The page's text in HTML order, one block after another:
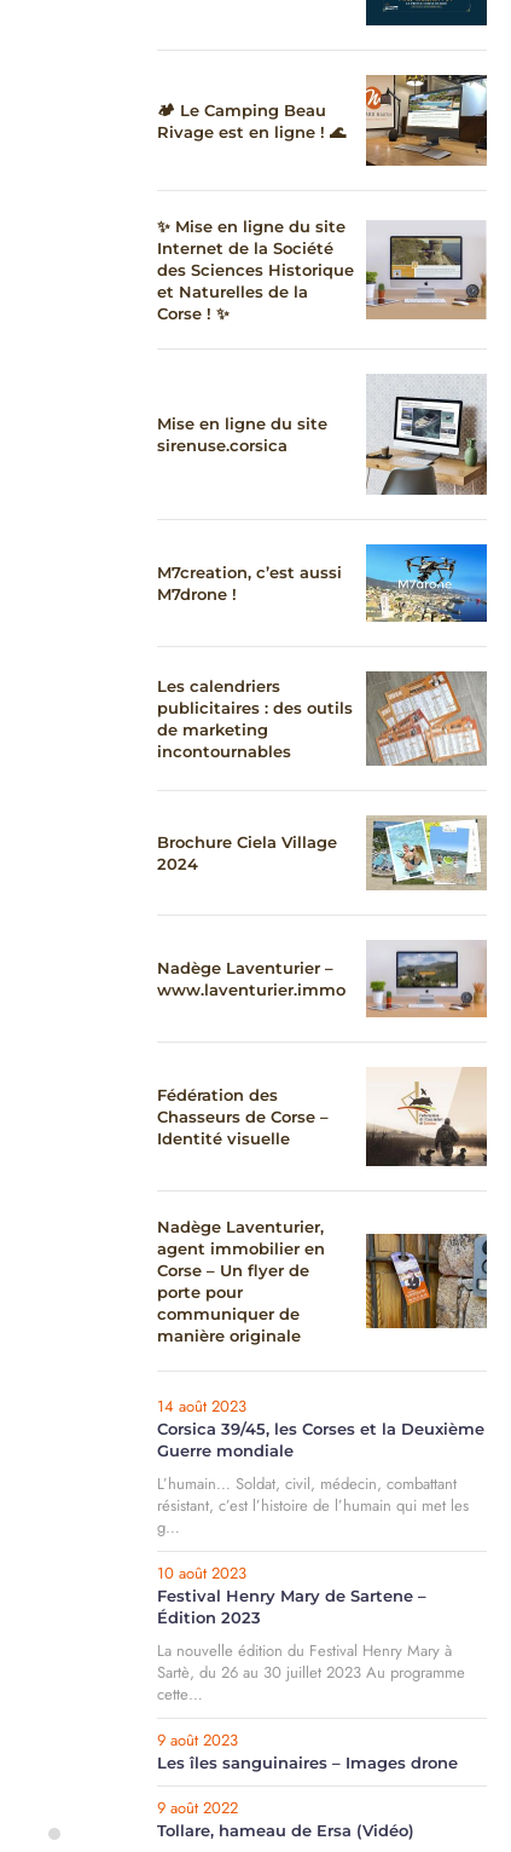
M7CREATION
🏕️ Le Camping Beau
Rivage est en ligne ! 🌊
✨ Mise en ligne du site
Internet de la Société
des Sciences Historique
et Naturelles de la
Corse ! ✨
Mise en ligne du site
sirenuse.corsica
M7creation, c’est aussi
M7drone !
Les calendriers
publicitaires : des outils
de marketing
incontournables
Brochure Ciela Village
2024
Nadège Laventurier –
www.laventurier.immo
Fédération des
Chasseurs de Corse –
Identité visuelle
Nadège Laventurier,
agent immobilier en
Corse – Un flyer de
porte pour
communiquer de
manière originale
14 août 2023
Corsica 39/45, les Corses et la Deuxième
Guerre mondiale
L’humain… Soldat, civil, médecin, combattant
résistant, c’est l’histoire de l’humain qui met les
g…
10 août 2023
Festival Henry Mary de Sartene –
Édition 2023
La nouvelle édition du Festival Henry Mary à
Sartè, du 26 au 30 juillet 2023 Au programme
cette…
9 août 2023
Les îles sanguinaires – Images drone
9 août 2022
Tollare, hameau de Ersa (Vidéo)